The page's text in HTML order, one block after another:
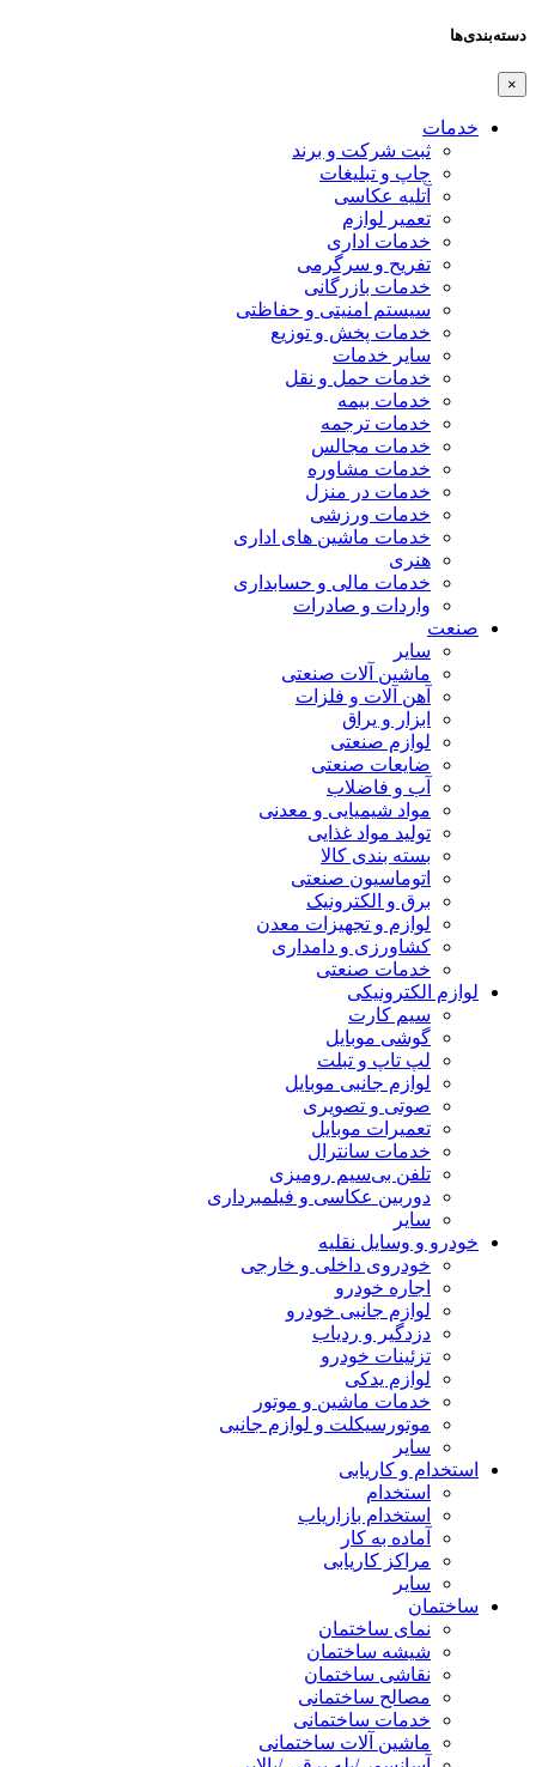
دسته‌بندی‌ها
×
خدمات
ثبت شرکت و برند
چاپ و تبلیغات
آتلیه عکاسی
تعمیر لوازم
خدمات اداری
تفریح و سرگرمی
خدمات بازرگانی
سیستم امنیتی و حفاظتی
خدمات پخش و توزیع
سایر خدمات
خدمات حمل و نقل
خدمات بیمه
خدمات ترجمه
خدمات مجالس
خدمات مشاوره
خدمات در منزل
خدمات ورزشی
خدمات ماشین های اداری
هنری
خدمات مالی و حسابداری
واردات و صادرات
صنعت
سایر
ماشین آلات صنعتی
آهن آلات و فلزات
ابزار و یراق
لوازم صنعتی
ضایعات صنعتی
آب و فاضلاب
مواد شیمیایی و معدنی
تولید مواد غذایی
بسته بندی کالا
اتوماسیون صنعتی
برق و الکترونیک
لوازم و تجهیزات معدن
کشاورزی و دامداری
خدمات صنعتی
لوازم الکترونیکی
سیم کارت
گوشی موبایل
لپ تاپ و تبلت
لوازم جانبی موبایل
صوتی و تصویری
تعمیرات موبایل
خدمات سانترال
تلفن بی‌سیم رومیزی
دوربین عکاسی و فیلمبرداری
سایر
خودرو و وسایل نقلیه
خودروی داخلی و خارجی
اجاره خودرو
لوازم جانبی خودرو
دزدگیر و ردیاب
تزئینات خودرو
لوازم یدکی
خدمات ماشین و موتور
موتورسیکلت و لوازم جانبی
سایر
استخدام و کاریابی
استخدام
استخدام بازاریاب
آماده به کار
مراکز کاریابی
سایر
ساختمان
نمای ساختمان
شیشه ساختمان
نقاشی ساختمان
مصالح ساختمانی
خدمات ساختمانی
ماشین آلات ساختمانی